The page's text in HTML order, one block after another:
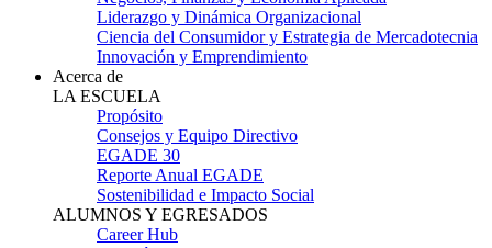
Liderazgo y Dinámica Organizacional
Ciencia del Consumidor y Estrategia de Mercadotecnia
Innovación y Emprendimiento
Acerca de
LA ESCUELA
Propósito
Consejos y Equipo Directivo
EGADE 30
Reporte Anual EGADE
Sostenibilidad e Impacto Social
ALUMNOS Y EGRESADOS
Career Hub